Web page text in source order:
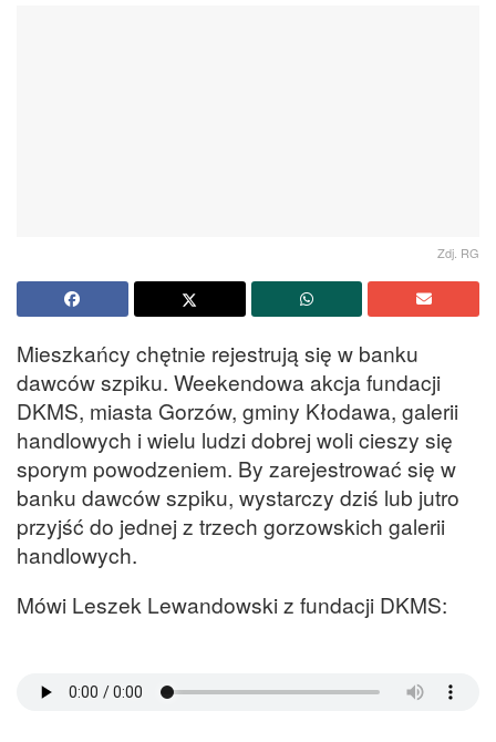
Zdj. RG
Mieszkańcy chętnie rejestrują się w banku
dawców szpiku. Weekendowa akcja fundacji
DKMS, miasta Gorzów, gminy Kłodawa, galerii
handlowych i wielu ludzi dobrej woli cieszy się
sporym powodzeniem. By zarejestrować się w
banku dawców szpiku, wystarczy dziś lub jutro
przyjść do jednej z trzech gorzowskich galerii
handlowych.
Mówi Leszek Lewandowski z fundacji DKMS: